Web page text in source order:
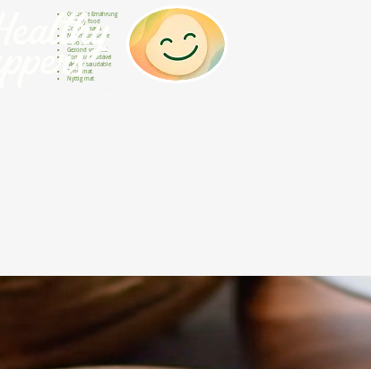
Gesunde Ernährung
Healthy food
Comida sana
Nourriture saine
Cibo sano
Gezond voedsel
Comida saudável
Menjar saludable
Sunn mat
Nyttig mat